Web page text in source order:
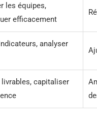
les équipes,
efficacement
analyser
capitaliser